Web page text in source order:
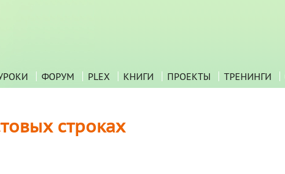
ФОРУМ PLEX КНИГИ ПРОЕКТЫ ТРЕНИНГИ
строках